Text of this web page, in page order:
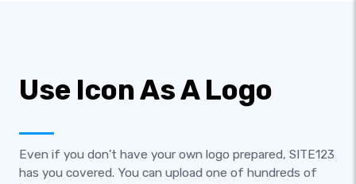
Use Icon As A Logo
Even if you don't have your own logo prepared, SITE123
has you covered. You can upload one of hundreds of